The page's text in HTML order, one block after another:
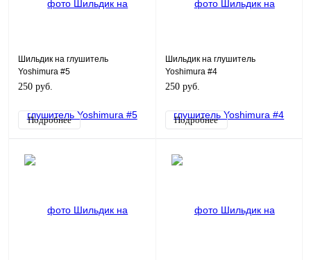
Шильдик на глушитель
Yoshimura #5
250 руб.
Подробнее
Шильдик на глушитель
Yoshimura #4
250 руб.
Подробнее